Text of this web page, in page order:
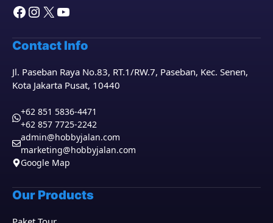
Facebook
Instagram
X YouTube
Contact Info
Jl. Paseban Raya No.83, RT.1/RW.7, Paseban, Kec. Senen,
Kota Jakarta Pusat, 10440
+62 851 5836-4471
+62 857 7725-2242
admin@hobbyjalan.com
marketing@hobbyjalan.com
Google Map
Our Products